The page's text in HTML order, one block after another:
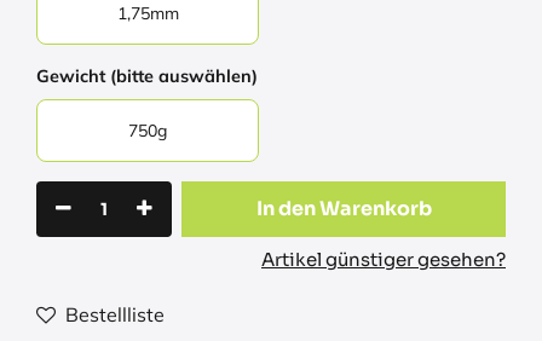
1,75mm
Gewicht (bitte auswählen)
750g
In den Warenkorb
Artikel günstiger gesehen?
Bestellliste